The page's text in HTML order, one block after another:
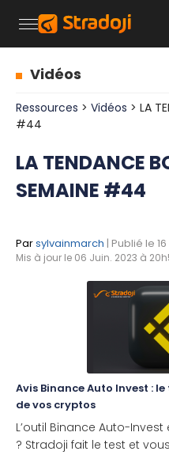
Vidéos
Ressources > Vidéos > LA
#44
LA TENDANCE
SEMAINE #44
Parsylvainmarch | Publié le
Mis à jour le 06 Juin. 2023 à
Avis Binance Auto Invest :
de vos cryptos
L’outil Binance Auto-
? Stradoji fait le test et